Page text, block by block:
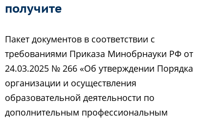
получите
Пакет документов в соответствии с
требованиями Приказа Минобрнауки РФ от
24.03.2025 № 266 «Об утверждении Порядка
организации и осуществления
образовательной деятельности по
дополнительным профессиональным